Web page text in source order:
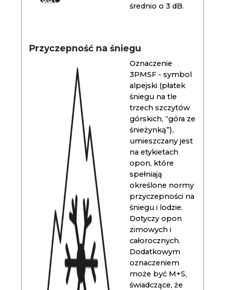
średnio o 3 dB.
Przyczepność na śniegu
Oznaczenie
3PMSF - symbol
alpejski (płatek
śniegu na tle
trzech szczytów
górskich, “góra ze
śnieżynką”),
umieszczany jest
na etykietach
opon, które
spełniają
określone normy
przyczepności na
śniegu i lodzie.
Dotyczy opon
zimowych i
całorocznych.
Dodatkowym
oznaczeniem
może być M+S,
świadczące, że